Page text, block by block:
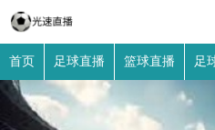
首页 足球直播 篮球直播 足